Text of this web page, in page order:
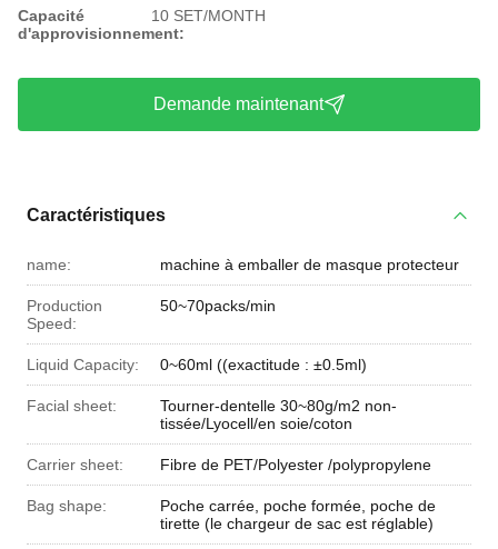
Capacité
d'approvisionnement:
10 SET/MONTH
Demande maintenant
Caractéristiques
name: machine à emballer de masque protecteur
Production
Speed:
50~70packs/min
Liquid Capacity: 0~60ml ((exactitude : ±0.5ml)
Facial sheet:
Tourner-dentelle 30~80g/m2 non-
tissée/Lyocell/en soie/coton
Carrier sheet: Fibre de PET/Polyester /polypropylene
Bag shape:
Poche carrée, poche formée, poche de
tirette (le chargeur de sac est réglable)